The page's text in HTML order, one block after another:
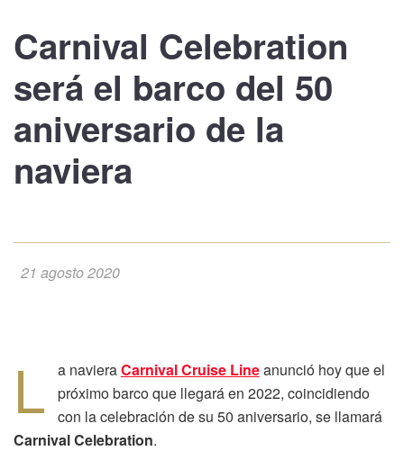
Carnival Celebration
será el barco del 50
aniversario de la
naviera
21 agosto 2020
L a navieraCarnival Cruise Lineanunció hoy que el
próximo barco que llegará en 2022, coincidiendo
con la celebración de su 50 aniversario, se llamará
Carnival Celebration.